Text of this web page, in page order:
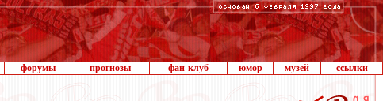
форумы прогнозы фан-клуб юмор музей ссылки